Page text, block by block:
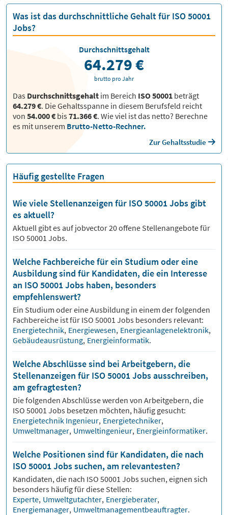
Was ist das durchschnittliche Gehalt für ISO 50001
Jobs?
Das Durchschnittsgehalt im Bereich ISO 50001 beträgt
64.279 €. Die Gehaltsspanne in diesem Berufsfeld reicht
von 54.000 € bis71.366 €. Wie viel ist das netto? Berechne
es mit unserem Brutto-Netto-Rechner.
Zur Gehaltsstudie
Durchschnittsgehalt
64.279 €
brutto pro Jahr
Häufig gestellte Fragen
Wie viele Stellenanzeigen für ISO 50001 Jobs gibt
es aktuell?
Aktuell gibt es auf jobvector20offene Stellenangebote für
ISO 50001 Jobs.
Welche Fachbereiche für ein Studium oder eine
Ausbildung sind für Kandidaten, die ein Interesse
an ISO 50001 Jobs haben, besonders
empfehlenswert?
Ein Studium oder eine Ausbildung in einem der folgenden
Fachbereiche ist für ISO 50001 Jobs besonders relevant:
Energietechnik, Energiewesen, Energieanlagenelektronik,
Gebäudeausrüstung, Energieinformatik.
Welche Abschlüsse sind bei Arbeitgebern, die
Stellenanzeigen für ISO 50001 Jobs ausschreiben,
am gefragtesten?
Die folgenden Abschlüsse werden von Arbeitgebern, die
ISO 50001 Jobs besetzen möchten, häufig gesucht:
Energietechnik Ingenieur, Energietechniker,
Umweltmanager, Umweltingenieur, Energieinformatiker.
Welche Positionen sind für Kandidaten, die nach
ISO 50001 Jobs suchen, am relevantesten?
Kandidaten, die nach ISO 50001 Jobs suchen, eignen sich
besonders häufig für diese Stellen:
Experte, Umweltgutachter, Energieberater,
Energiemanager, Umweltmanagementbeauftragter.